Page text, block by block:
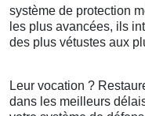
système de protection
les plus avancées, ils
des plus vétustes aux
Leur vocation ?
dans les meilleurs